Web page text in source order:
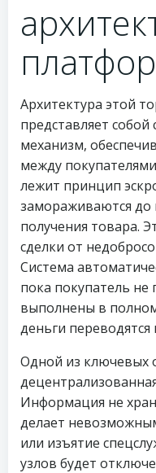
Архитектура этой
представляет
механизм,
между
лежит принцип
замораживаются
получения товара.
сделки от
Система
пока покупатель не
выполнены в
деньги переводятся
Одной из ключевых
Информация не
делает
или изъятие
узлов будет